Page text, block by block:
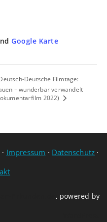
Google Karte
Deutsche Filmtage:
– wunderbar verwandelt
2022)
Impressum · Datenschutz ·
, powered by